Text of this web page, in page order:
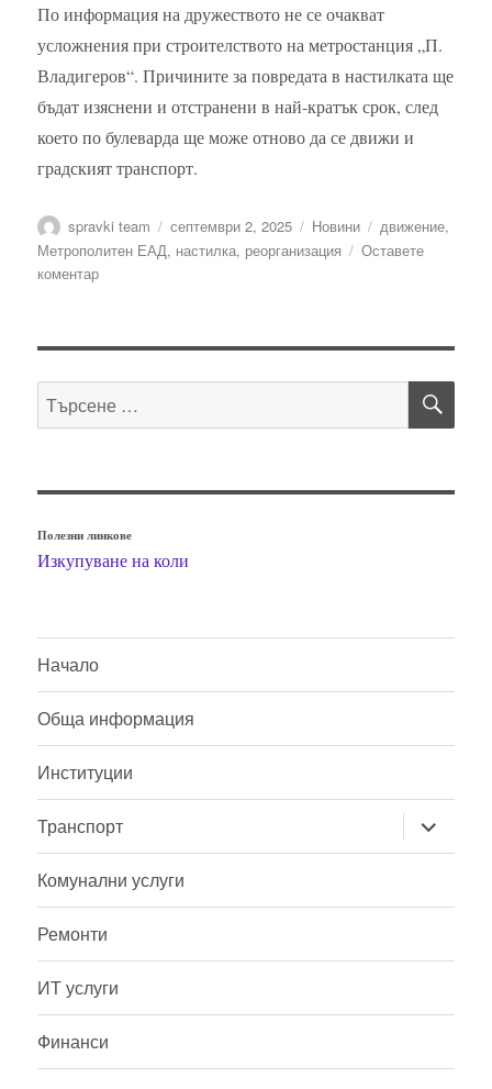
По информация на дружеството не се очакват
усложнения при строителството на метростанция „П.
Владигеров“. Причините за повредата в настилката ще
бъдат изяснени и отстранени в най-кратък срок, след
което по булеварда ще може отново да се движи и
градският транспорт.
Автор
spravki team
Публикувано
на
септември 2, 2025 Категории
Новини Етикети
движение,
Метрополитен ЕАД, настилка, реорганизация
Оставете
коментарза
наземния
по
булевард
„Панчо
Търсене
за:
Полезни линкове
Изкупуване на коли
Начало
Обща информация
Институции
Транспорт на
Комунални услуги
Ремонти
ИТ услуги
Финанси